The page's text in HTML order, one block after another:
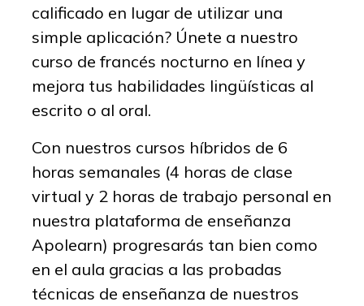
calificado en lugar de utilizar una
simple aplicación? Únete a nuestro
curso de francés nocturno en línea y
mejora tus habilidades lingüísticas al
escrito o al oral.
Con nuestros cursos híbridos de 6
horas semanales (4 horas de clase
virtual y 2 horas de trabajo personal en
nuestra plataforma de enseñanza
Apolearn) progresarás tan bien como
en el aula gracias a las probadas
técnicas de enseñanza de nuestros